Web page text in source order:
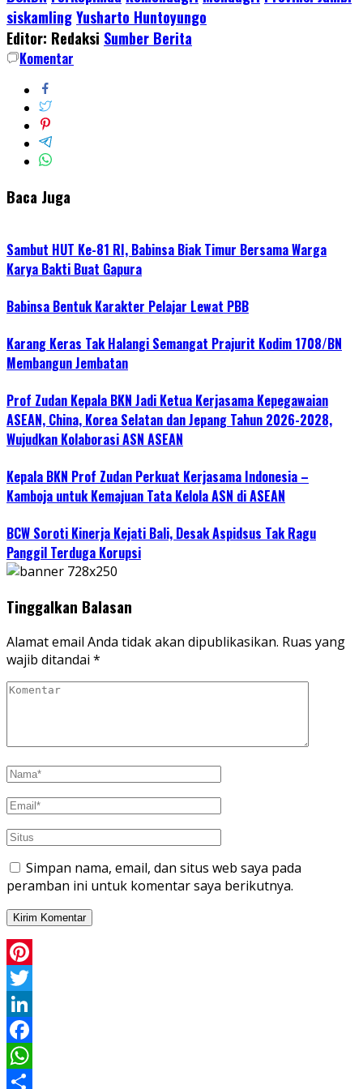
siskamlingYusharto Huntoyungo
Editor: Redaksi Sumber Berita
Komentar
Baca Juga
Sambut HUT Ke-81 RI, Babinsa Biak Timur Bersama Warga
Karya Bakti Buat Gapura
Babinsa Bentuk Karakter Pelajar Lewat PBB
Karang Keras Tak Halangi Semangat Prajurit Kodim 1708/BN
Membangun Jembatan
Prof Zudan Kepala BKN Jadi Ketua Kerjasama Kepegawaian
ASEAN, China, Korea Selatan dan Jepang Tahun 2026-2028,
Wujudkan Kolaborasi ASN ASEAN
Kepala BKN Prof Zudan Perkuat Kerjasama Indonesia –
Kamboja untuk Kemajuan Tata Kelola ASN di ASEAN
BCW Soroti Kinerja Kejati Bali, Desak Aspidsus Tak Ragu
Panggil Terduga Korupsi
Tinggalkan Balasan
Alamat email Anda tidak akan dipublikasikan. Ruas yang
wajib ditandai *
Simpan nama, email, dan situs web saya pada
peramban ini untuk komentar saya berikutnya.
Pinterest
Twitter
LinkedIn
Facebook
WhatsApp